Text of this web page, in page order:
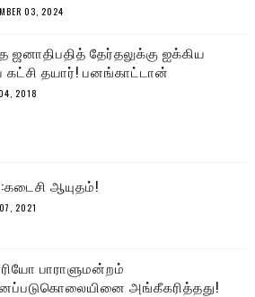
03, 2024
ஜனாதிபதித் தேர்தலுக்கு ஐக்கிய
கட்சி தயார்! பனங்காட்டான்
2018
ஆயுதம்!
2021
பாராளுமன்றம்
அங்கீகரித்தது!